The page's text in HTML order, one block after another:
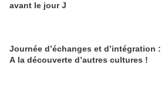
avant le jour J
Journée d’échanges et d’intégration :
A la découverte d’autres cultures !